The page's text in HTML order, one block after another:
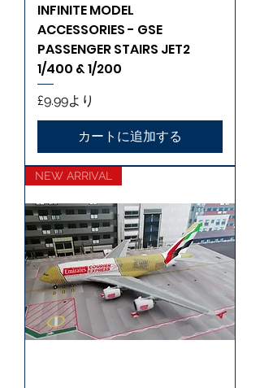
INFINITE MODEL
ACCESSORIES - GSE
PASSENGER STAIRS JET2
1/400 & 1/200
£9.99より
セール価格
カートに追加する
NEW ARRIVAL